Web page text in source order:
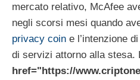
mercato relativo, McAfee
negli scorsi mesi quando
privacy coin e l’intenzione
di servizi attorno alla stesa.
href="https://